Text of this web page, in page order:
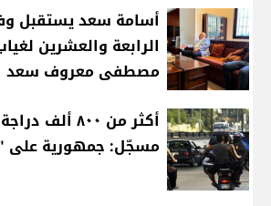
أسامة سعد يستقبل
الرابعة والعشرين
مصطفى معروف سعد
أكثر من ٨٠٠
مسجّل: جمهورية على